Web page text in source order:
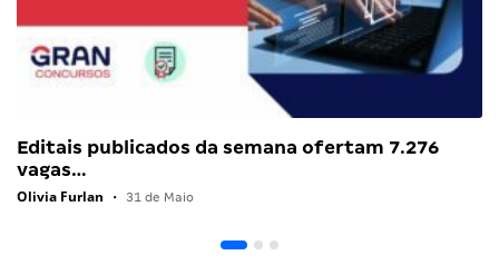
Editais publicados da semana ofertam 7.276
vagas…
Olivia Furlan • 31 de Maio